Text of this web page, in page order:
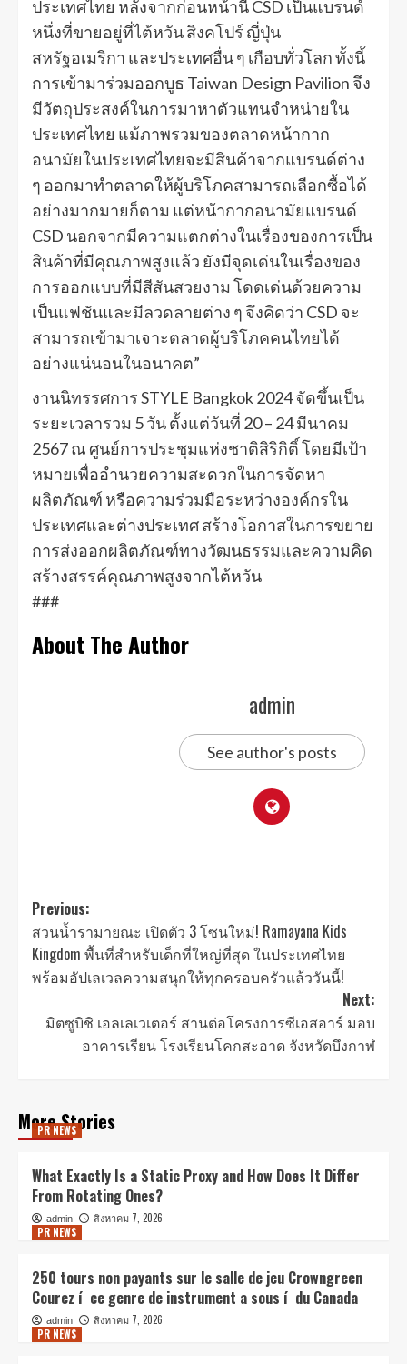
ประเทศไทย หลังจากก่อนหน้านี้ CSD เป็นแบรนด์
หนึ่งที่ขายอยู่ที่ไต้หวัน สิงคโปร์ ญี่ปุ่น
สหรัฐอเมริกา และประเทศอื่น ๆ เกือบทั่วโลก ทั้งนี้
การเข้ามาร่วมออกบูธ Taiwan Design Pavilion จึง
มีวัตถุประสงค์ในการมาหาตัวแทนจำหน่ายใน
ประเทศไทย แม้ภาพรวมของตลาดหน้ากาก
อนามัยในประเทศไทยจะมีสินค้าจากแบรนด์ต่าง
ๆ ออกมาทำตลาดให้ผู้บริโภคสามารถเลือกซื้อได้
อย่างมากมายก็ตาม แต่หน้ากากอนามัยแบรนด์
CSD นอกจากมีความแตกต่างในเรื่องของการเป็น
สินค้าที่มีคุณภาพสูงแล้ว ยังมีจุดเด่นในเรื่องของ
การออกแบบที่มีสีสันสวยงาม โดดเด่นด้วยความ
เป็นแฟชันและมีลวดลายต่าง ๆ จึงคิดว่า CSD จะ
สามารถเข้ามาเจาะตลาดผู้บริโภคคนไทยได้
อย่างแน่นอนในอนาคต”
งานนิทรรศการ STYLE Bangkok 2024 จัดขึ้นเป็น
ระยะเวลารวม 5 วัน ตั้งแต่วันที่ 20 – 24 มีนาคม
2567 ณ ศูนย์การประชุมแห่งชาติสิริกิติ์ โดยมีเป้า
หมายเพื่ออำนวยความสะดวกในการจัดหา
ผลิตภัณฑ์ หรือความร่วมมือระหว่างองค์กรใน
ประเทศและต่างประเทศ สร้างโอกาสในการขยาย
การส่งออกผลิตภัณฑ์ทางวัฒนธรรมและความคิด
สร้างสรรค์คุณภาพสูงจากไต้หวัน
###
About The Author
admin
See author's posts
Previous:
สวนน้ำรามายณะ เปิดตัว 3 โซนใหม่! Ramayana Kids
Kingdom พื้นที่สำหรับเด็กที่ใหญ่ที่สุด ในประเทศไทย
พร้อมอัปเลเวลความสนุกให้ทุกครอบครัวแล้ววันนี้!
Next:
มิตซูบิชิ เอลเลเวเตอร์ สานต่อโครงการซีเอสอาร์ มอบ
อาคารเรียน โรงเรียนโคกสะอาด จังหวัดบึงกาฬ
More Stories
PR NEWS
What Exactly Is a Static Proxy and How Does It Differ
From Rotating Ones?
admin
สิงหาคม 7, 2026
PR NEWS
250 tours non payants sur le salle de jeu Crowngreen
Courez í ce genre de instrument a sous í du Canada
admin
สิงหาคม 7, 2026
PR NEWS